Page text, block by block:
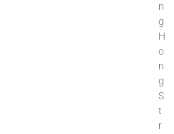
n
g
H
o
n
g
S
t
r